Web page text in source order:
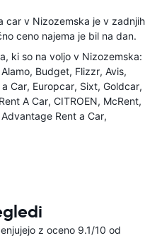
car v Nizozemska je v zadnjih
ceno najema je bil na dan.
ki so na voljo v Nizozemska:
Alamo Budget Flizzr Avis
a Car Europcar Sixt Goldcar
A Car CITROEN McRent
Advantage Rent a Car
z oceno 9.1/10 od